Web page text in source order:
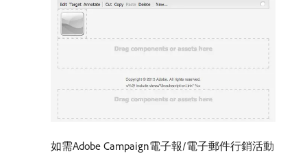
如需Adobe Campaign電子報/電子郵件行銷活動